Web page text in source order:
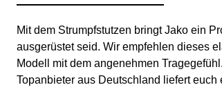
Mit dem Strumpfstutzen bringt Jako ein
ausgerüstet seid. Wir empfehlen dieses
Modell mit dem angenehmen
Topanbieter aus Deutschland liefert